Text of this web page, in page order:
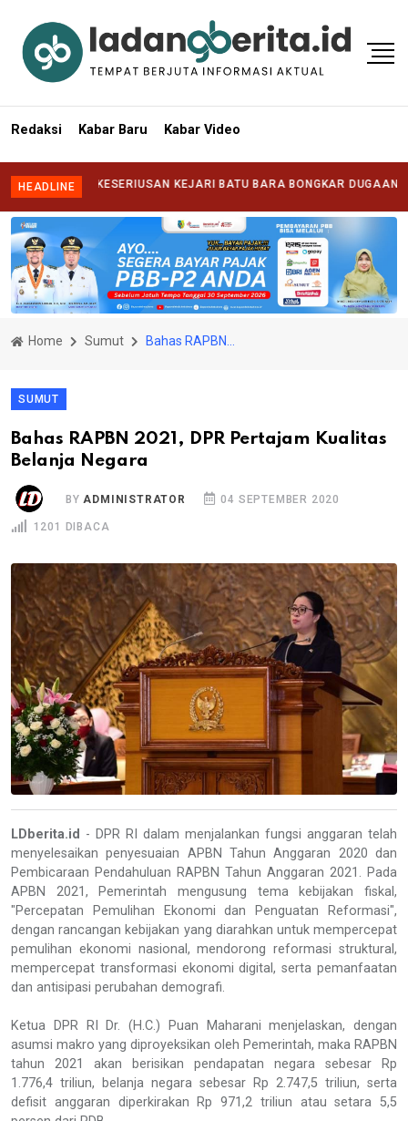
Redaksi Kabar Baru Kabar Video
HEADLINE
KESERIUSAN KEJARI BATU BARA BONGKAR DUGAAN KORUPSI
Home Sumut
SUMUT
Bahas RAPBN 2021, DPR Pertajam Kualitas
Belanja Negara
BY ADMINISTRATOR 04 SEPTEMBER 2020
1201 DIBACA
LDberita.id - DPR RI dalam menjalankan fungsi anggaran telah
menyelesaikan penyesuaian APBN Tahun Anggaran 2020 dan
Pembicaraan Pendahuluan RAPBN Tahun Anggaran 2021. Pada
APBN 2021, Pemerintah mengusung tema kebijakan fiskal,
"Percepatan Pemulihan Ekonomi dan Penguatan Reformasi",
dengan rancangan kebijakan yang diarahkan untuk mempercepat
pemulihan ekonomi nasional, mendorong reformasi struktural,
mempercepat transformasi ekonomi digital, serta pemanfaatan
dan antisipasi perubahan demografi.
Ketua DPR RI Dr. (H.C.) Puan Maharani menjelaskan, dengan
asumsi makro yang diproyeksikan oleh Pemerintah, maka RAPBN
tahun 2021 akan berisikan pendapatan negara sebesar Rp
1.776,4 triliun, belanja negara sebesar Rp 2.747,5 triliun, serta
defisit anggaran diperkirakan Rp 971,2 triliun atau setara 5,5